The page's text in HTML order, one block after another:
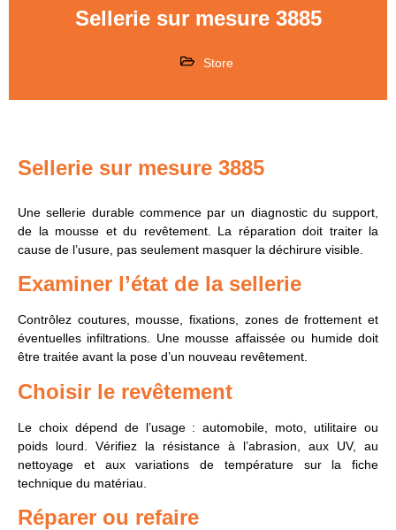
Sellerie sur mesure 3885
Store
Sellerie sur mesure 3885
Une sellerie durable commence par un diagnostic du support,
de la mousse et du revêtement. La réparation doit traiter la
cause de l’usure, pas seulement masquer la déchirure visible.
Examiner l’état de la sellerie
Contrôlez coutures, mousse, fixations, zones de frottement et
éventuelles infiltrations. Une mousse affaissée ou humide doit
être traitée avant la pose d’un nouveau revêtement.
Choisir le revêtement
Le choix dépend de l’usage : automobile, moto, utilitaire ou
poids lourd. Vérifiez la résistance à l’abrasion, aux UV, au
nettoyage et aux variations de température sur la fiche
technique du matériau.
Réparer ou refaire